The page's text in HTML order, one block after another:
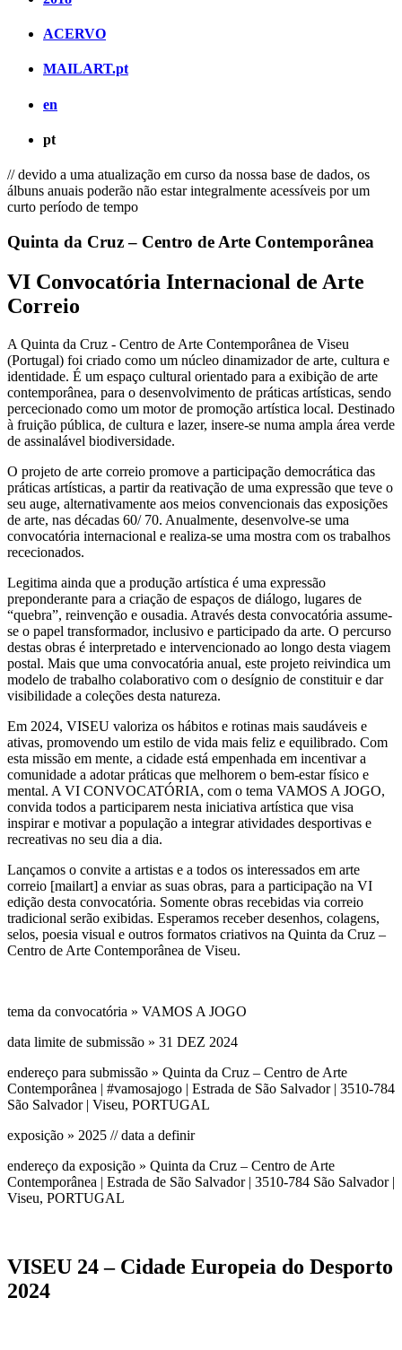
ACERVO
MAILART.pt
en
pt
// devido a uma atualização em curso da nossa base de dados, os
álbuns anuais poderão não estar integralmente acessíveis por um
curto período de tempo
Quinta da Cruz – Centro de Arte Contemporânea
VI Convocatória Internacional de Arte
Correio
A Quinta da Cruz - Centro de Arte Contemporânea de Viseu
(Portugal) foi criado como um núcleo dinamizador de arte, cultura e
identidade. É um espaço cultural orientado para a exibição de arte
contemporânea, para o desenvolvimento de práticas artísticas, sendo
percecionado como um motor de promoção artística local. Destinado
à fruição pública, de cultura e lazer, insere-se numa ampla área verde
de assinalável biodiversidade.
O projeto de arte correio promove a participação democrática das
práticas artísticas, a partir da reativação de uma expressão que teve o
seu auge, alternativamente aos meios convencionais das exposições
de arte, nas décadas 60/ 70. Anualmente, desenvolve-se uma
convocatória internacional e realiza-se uma mostra com os trabalhos
rececionados.
Legitima ainda que a produção artística é uma expressão
preponderante para a criação de espaços de diálogo, lugares de
“quebra”, reinvenção e ousadia. Através desta convocatória assume-
se o papel transformador, inclusivo e participado da arte. O percurso
destas obras é interpretado e intervencionado ao longo desta viagem
postal. Mais que uma convocatória anual, este projeto reivindica um
modelo de trabalho colaborativo com o desígnio de constituir e dar
visibilidade a coleções desta natureza.
Em 2024, VISEU valoriza os hábitos e rotinas mais saudáveis e
ativas, promovendo um estilo de vida mais feliz e equilibrado. Com
esta missão em mente, a cidade está empenhada em incentivar a
comunidade a adotar práticas que melhorem o bem-estar físico e
mental. A VI CONVOCATÓRIA, com o tema VAMOS A JOGO,
convida todos a participarem nesta iniciativa artística que visa
inspirar e motivar a população a integrar atividades desportivas e
recreativas no seu dia a dia.
Lançamos o convite a artistas e a todos os interessados em arte
correio [mailart] a enviar as suas obras, para a participação na VI
edição desta convocatória. Somente obras recebidas via correio
tradicional serão exibidas. Esperamos receber desenhos, colagens,
selos, poesia visual e outros formatos criativos na Quinta da Cruz –
Centro de Arte Contemporânea de Viseu.
tema da convocatória » VAMOS A JOGO
data limite de submissão » 31 DEZ 2024
endereço para submissão » Quinta da Cruz – Centro de Arte
Contemporânea | #vamosajogo | Estrada de São Salvador | 3510-784
São Salvador | Viseu, PORTUGAL
exposição » 2025 // data a definir
endereço da exposição » Quinta da Cruz – Centro de Arte
Contemporânea | Estrada de São Salvador | 3510-784 São Salvador |
Viseu, PORTUGAL
VISEU 24 – Cidade Europeia do Desporto
2024